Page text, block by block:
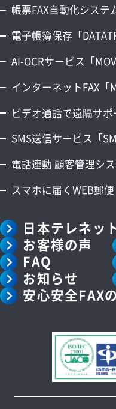
帳票FAX自動化システ
電子帳簿保存「
AI-OCRサービス「
インターネットFAX「
ビデオ通話で遠隔サポ
SMS送信サービス「
電話連動 顧客管理シス
スマホに届くWEB郵便
日本テレネッ
お客様の声
FAQ
お知らせ
安心安全FAX